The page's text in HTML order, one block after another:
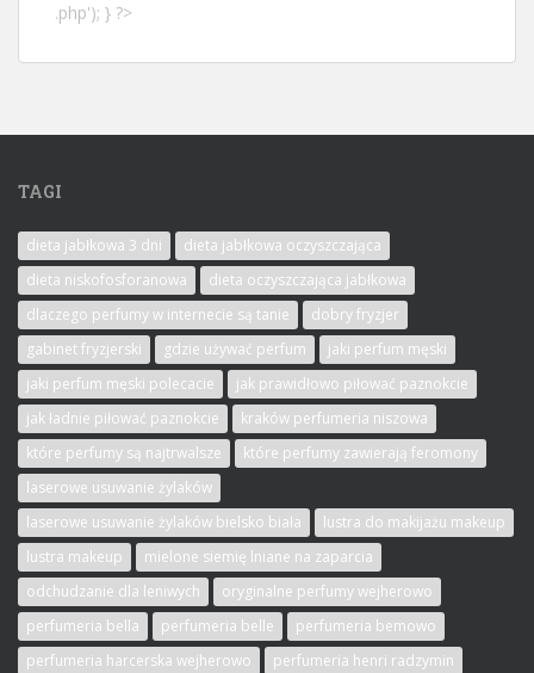
.php'); } ?>
TAGI
dieta jabłkowa 3 dni
dieta jabłkowa oczyszczająca
dieta niskofosforanowa
dieta oczyszczająca jabłkowa
dlaczego perfumy w internecie są tanie
dobry fryzjer
gabinet fryzjerski
gdzie używać perfum
jaki perfum męski
jaki perfum męski polecacie
jak prawidłowo piłować paznokcie
jak ładnie piłować paznokcie
kraków perfumeria niszowa
które perfumy są najtrwalsze
które perfumy zawierają feromony
laserowe usuwanie żylaków
laserowe usuwanie żylaków bielsko biała
lustra do makijażu makeup
lustra makeup
mielone siemię lniane na zaparcia
odchudzanie dla leniwych
oryginalne perfumy wejherowo
perfumeria bella
perfumeria belle
perfumeria bemowo
perfumeria harcerska wejherowo
perfumeria henri radzymin